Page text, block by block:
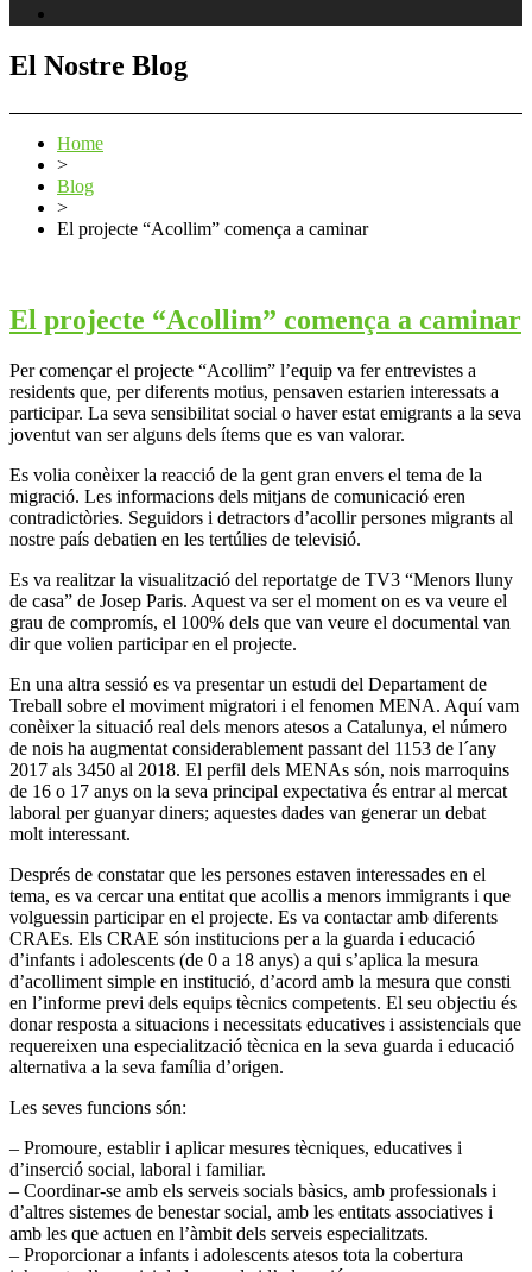
El Nostre Blog
Home
>
Blog
>
El projecte “Acollim” comença a caminar
El projecte “Acollim” comença a caminar
Per començar el projecte “Acollim” l’equip va fer entrevistes a
residents que, per diferents motius, pensaven estarien interessats a
participar. La seva sensibilitat social o haver estat emigrants a la seva
joventut van ser alguns dels ítems que es van valorar.
Es volia conèixer la reacció de la gent gran envers el tema de la
migració. Les informacions dels mitjans de comunicació eren
contradictòries. Seguidors i detractors d’acollir persones migrants al
nostre país debatien en les tertúlies de televisió.
Es va realitzar la visualització del reportatge de TV3 “Menors lluny
de casa” de Josep Paris. Aquest va ser el moment on es va veure el
grau de compromís, el 100% dels que van veure el documental van
dir que volien participar en el projecte.
En una altra sessió es va presentar un estudi del Departament de
Treball sobre el moviment migratori i el fenomen MENA. Aquí vam
conèixer la situació real dels menors atesos a Catalunya, el número
de nois ha augmentat considerablement passant del 1153 de l´any
2017 als 3450 al 2018. El perfil dels MENAs són, nois marroquins
de 16 o 17 anys on la seva principal expectativa és entrar al mercat
laboral per guanyar diners; aquestes dades van generar un debat
molt interessant.
Després de constatar que les persones estaven interessades en el
tema, es va cercar una entitat que acollis a menors immigrants i que
volguessin participar en el projecte. Es va contactar amb diferents
CRAEs. Els CRAE són institucions per a la guarda i educació
d’infants i adolescents (de 0 a 18 anys) a qui s’aplica la mesura
d’acolliment simple en institució, d’acord amb la mesura que consti
en l’informe previ dels equips tècnics competents. El seu objectiu és
donar resposta a situacions i necessitats educatives i assistencials que
requereixen una especialització tècnica en la seva guarda i educació
alternativa a la seva família d’origen.
Les seves funcions són:
– Promoure, establir i aplicar mesures tècniques, educatives i
d’inserció social, laboral i familiar.
– Coordinar-se amb els serveis socials bàsics, amb professionals i
d’altres sistemes de benestar social, amb les entitats associatives i
amb les que actuen en l’àmbit dels serveis especialitzats.
– Proporcionar a infants i adolescents atesos tota la cobertura